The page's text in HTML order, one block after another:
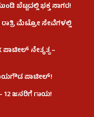
ಬೆಟ್ಟದಲ್ಲಿ ಭಕ್ತ ಸಾಗರ!
ಮೆಟ್ರೋ ಸೇವೆಗಳಲ್ಲಿ
ನೇತೃತ್ವ –
ಪಾಟೀಲ್‌!
ಜನರಿಗೆ ಗಾಯ!